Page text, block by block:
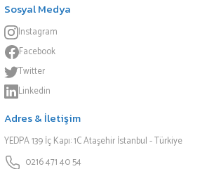
Sosyal Medya
Instagram
Facebook
Twitter
Linkedin
Adres & İletişim
YEDPA 139 İç Kapı: 1C Ataşehir İstanbul - Türkiye
0216 471 40 54